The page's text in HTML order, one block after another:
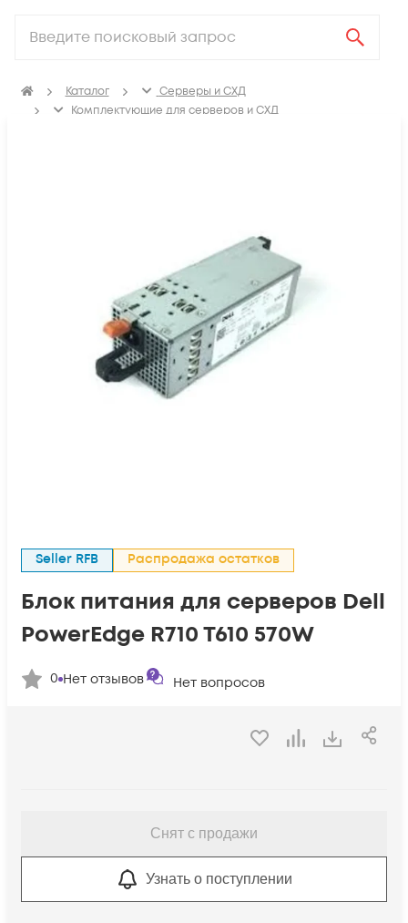
Каталог
Серверы и СХД
Комплектующие для серверов и СХД
Seller RFB Распродажа остатков
Блок питания для серверов Dell
PowerEdge R710 T610 570W
0 Нет отзывов Нет вопросов
Снят с продажи
Узнать о поступлении